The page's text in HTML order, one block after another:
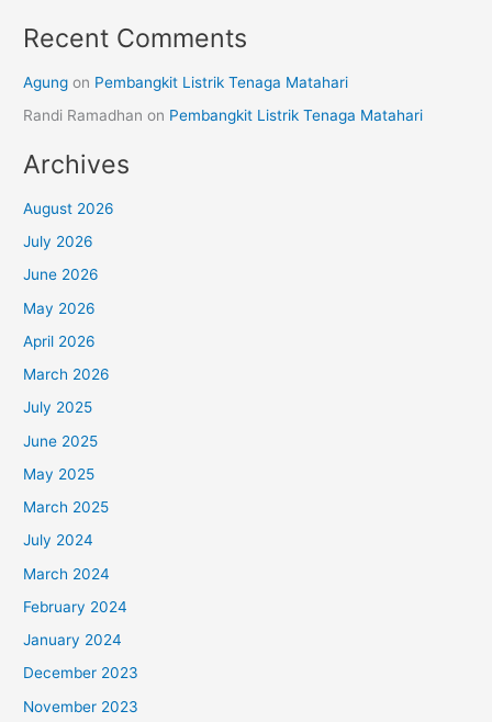
Recent Comments
Agung on Pembangkit Listrik Tenaga Matahari
Randi Ramadhan on Pembangkit Listrik Tenaga Matahari
Archives
August 2026
July 2026
June 2026
May 2026
April 2026
March 2026
July 2025
June 2025
May 2025
March 2025
July 2024
March 2024
February 2024
January 2024
December 2023
November 2023